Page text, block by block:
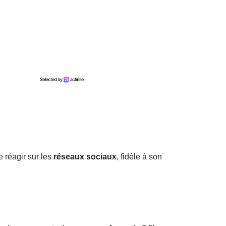
réagir sur les réseaux sociaux, fidèle à son